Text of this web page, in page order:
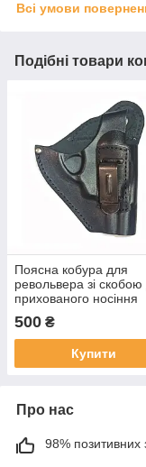
Всі умови
Подібні товари
Поясна кобура для
револьвера зі скобою
прихованого носіння
500 ₴
Купити
Про нас
98% позитивних